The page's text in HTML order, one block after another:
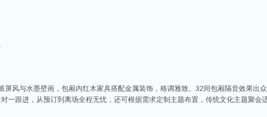
屏风与水墨壁画，包厢内红木家具搭配金属装饰，格调雅致。32间包厢隔音效果出
一跟进，从预订到离场全程无忧，还可根据需求定制主题布置，传统文化主题聚会